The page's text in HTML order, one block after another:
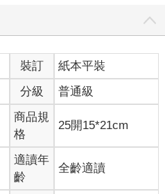
他的設計圖樣。
續訂了10張圖樣，威廉就這樣
歷時，感慨的說：「後來，我終
因為我總是給客戶我認為他需要
實想法。現在，我讓客戶提出他
自己設計的。就算我不要求他
往很難，如果你想影響別人，讓
：讓對方相信那是他們自己的想
要你慢慢做，你的想法就會很自
裝訂
紙本平裝
分級 普通級
商品規
格
25開15*21cm
適讀年
齡
全齡適讀